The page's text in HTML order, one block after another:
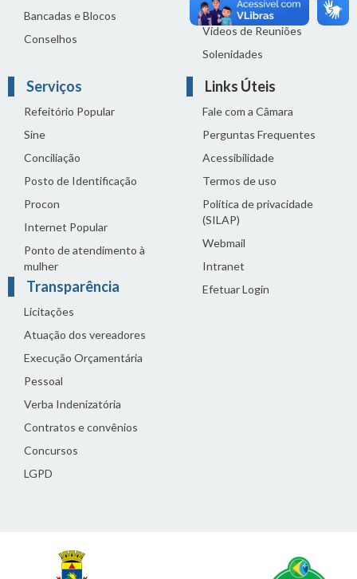
Bancadas e Blocos
Conselhos
Sala de Imprensa
Vídeos de Reuniões
Solenidades
Serviços
Refeitório Popular
Sine
Conciliação
Posto de Identificação
Procon
Internet Popular
Ponto de atendimento à
mulher
Transparência
Licitações
Atuação dos vereadores
Execução Orçamentária
Pessoal
Verba Indenizatória
Contratos e convênios
Concursos
LGPD
Links Úteis
Fale com a Câmara
Perguntas Frequentes
Acessibilidade
Termos de uso
Política de privacidade
(SILAP)
Webmail
Intranet
Efetuar Login